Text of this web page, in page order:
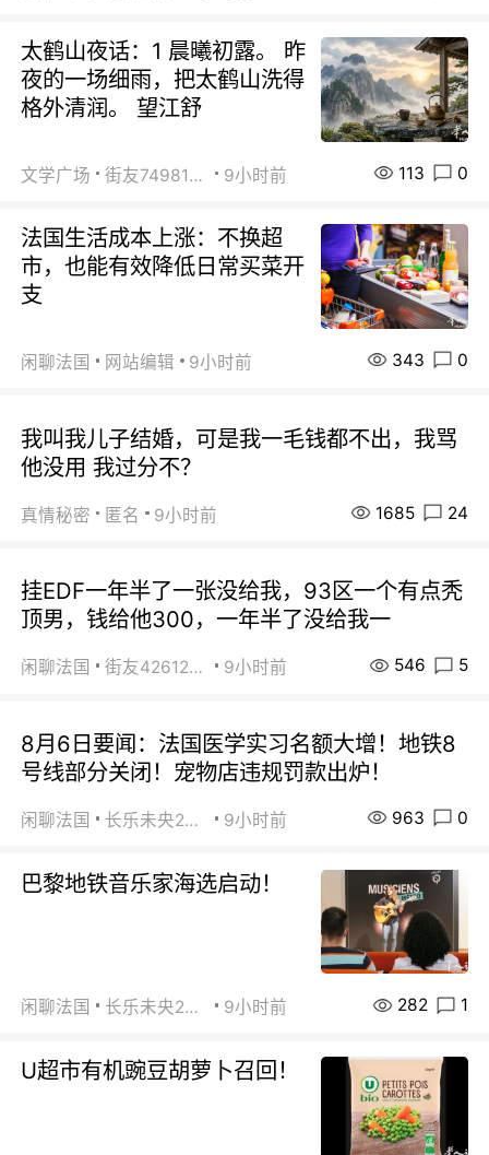
太鹤山夜话：1 晨曦初露。 昨
夜的一场细雨，把太鹤山洗得
格外清润。 望江舒
文学广场 街友74981146 9小时前 113 0
法国生活成本上涨：不换超
市，也能有效降低日常买菜开
支
闲聊法国 网站编辑 9小时前 343 0
我叫我儿子结婚，可是我一毛钱都不出，我骂
他没用 我过分不？
真情秘密 匿名 9小时前 1685 24
挂EDF一年半了一张没给我，93区一个有点秃
顶男，钱给他300，一年半了没给我一
闲聊法国 街友42612092 9小时前 546 5
8月6日要闻：法国医学实习名额大增！地铁8
号线部分关闭！宠物店违规罚款出炉！
闲聊法国 长乐未央2015 9小时前 963 0
巴黎地铁音乐家海选启动！
闲聊法国 长乐未央2015 9小时前 282 1
U超市有机豌豆胡萝卜召回！